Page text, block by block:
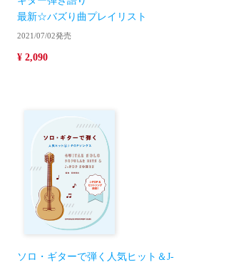
最新☆バズり曲プレイリスト
2021/07/02発売
¥ 2,090
ソロ・ギターで弾く人気ヒット＆J-